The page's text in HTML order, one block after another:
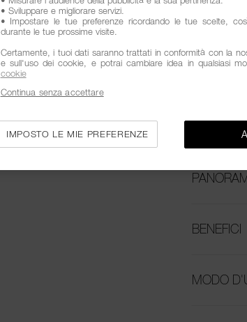
Aggiungi
Azioni
prodotto
BENEFICI
MODO
• Sviluppare e migliorare servizi.
• Impostare le tue preferenze ricordando le tue scelte,
durante le tue prossime visite.
Certamente, i tuoi dati saranno trattati in conformità con la
e sull'uso dei cookie, e potrai cambiare idea in qualsiasi
cookie
IMPOSTO LE MIE PREFERENZE
Continua senza accettare